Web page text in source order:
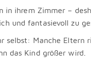
in ihrem Zimmer –
und fantasievoll zu
selbst: Manche Eltern
das Kind größer wird.